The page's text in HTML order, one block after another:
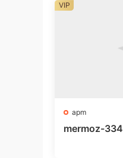
apm
mermoz-334
VIP